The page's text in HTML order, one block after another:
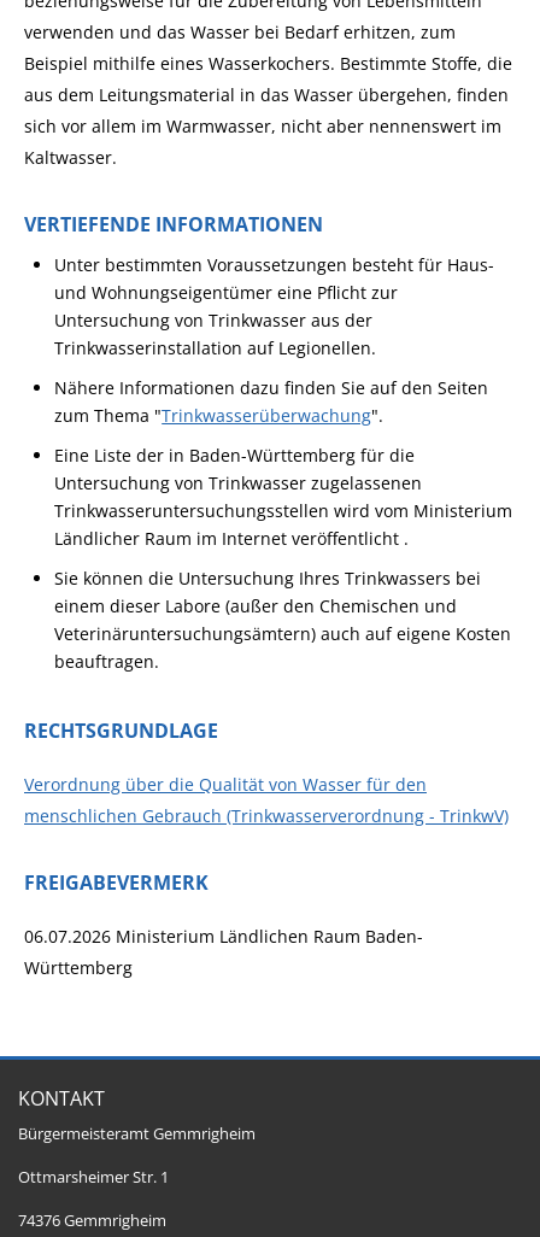
verwenden und das Wasser bei Bedarf erhitzen, zum
Beispiel mithilfe eines Wasserkochers. Bestimmte Stoffe, die
aus dem Leitungsmaterial in das Wasser übergehen, finden
sich vor allem im Warmwasser, nicht aber nennenswert im
Kaltwasser.
VERTIEFENDE INFORMATIONEN
Unter bestimmten Voraussetzungen besteht für Haus-
und Wohnungseigentümer eine Pflicht zur
Untersuchung von Trinkwasser aus der
Trinkwasserinstallation auf Legionellen.
Nähere Informationen dazu finden Sie auf den Seiten
zum Thema "Trinkwasserüberwachung".
Eine Liste der in Baden-Württemberg für die
Untersuchung von Trinkwasser zugelassenen
Trinkwasseruntersuchungsstellen wird vom Ministerium
Ländlicher Raum im Internet veröffentlicht .
Sie können die Untersuchung Ihres Trinkwassers bei
einem dieser Labore (außer den Chemischen und
Veterinäruntersuchungsämtern) auch auf eigene Kosten
beauftragen.
RECHTSGRUNDLAGE
Verordnung über die Qualität von Wasser für den
menschlichen Gebrauch (Trinkwasserverordnung - TrinkwV)
FREIGABEVERMERK
06.07.2026 Ministerium Ländlichen Raum Baden-
Württemberg
KONTAKT
Bürgermeisteramt Gemmrigheim
Ottmarsheimer Str. 1
74376 Gemmrigheim